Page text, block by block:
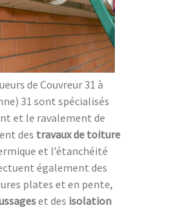
de Couvreur 31 à
31 sont spécialisés
et le ravalement de
des travaux de toiture
et l’étanchéité
également des
plates et en pente,
et des isolation